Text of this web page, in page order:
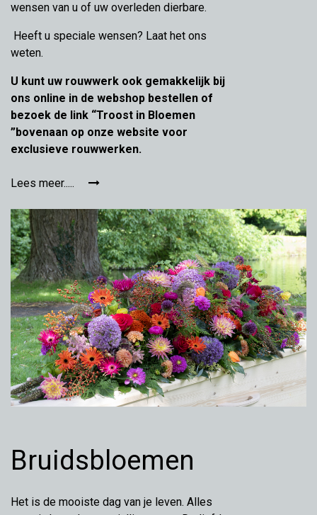
wensen van u of uw overleden dierbare.
Heeft u speciale wensen? Laat het ons
weten.
U kunt uw rouwwerk ook gemakkelijk bij
ons online in de webshop bestellen of
bezoek de link “Troost in Bloemen
”bovenaan op onze website voor
exclusieve rouwwerken.
Lees meer.....
Bruidsbloemen
Het is de mooiste dag van je leven. Alles